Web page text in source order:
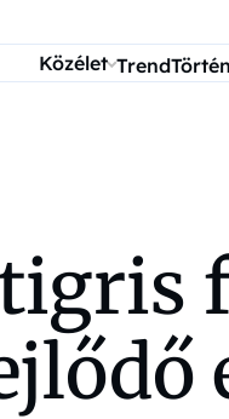
Közélet Trend